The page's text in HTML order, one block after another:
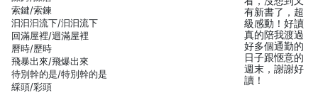
索鍵/索鍊
汩汩汩流下/汩汩流下
回滿屋裡/迴滿屋裡
曆時/歷時
飛暴出來/飛爆出來
待別幹的是/特別幹的是
綵頭/彩頭
有新書了，超
級感動！好讀
真的陪我渡過
好多個通勤的
日子跟愜意的
週末，謝謝好
讀！